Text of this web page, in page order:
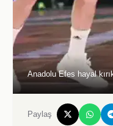
Anadolu Efes hayal
Paylaş